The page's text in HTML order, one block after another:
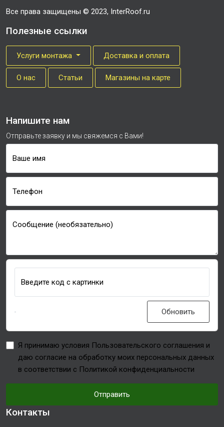
Все права защищены © 2023, InterRoof.ru
Полезные ссылки
Услуги монтажа Доставка и оплата
О нас Cтатьи Магазины на карте
Напишите нам
Отправьте заявку и мы свяжемся с Вами!
Ваше имя
Телефон
Сообщение (необязательно)
Введите код с картинки
Обновить
Я принимаю условия Пользовательского соглашения и
даю согласие на обработку моих персональных данных
в соответствии с Политикой конфиденциальности
Отправить
Контакты